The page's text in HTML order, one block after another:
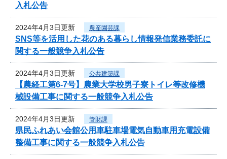
入札公告
2024年4月3日更新 農産園芸課
SNS等を活用した花のある暮らし情報発信業務委託に
関する一般競争入札公告
2024年4月3日更新 公共建築課
【農経工第6-7号】農業大学校男子寮トイレ等改修機
械設備工事に関する一般競争入札公告
2024年4月3日更新 管財課
県民ふれあい会館公用車駐車場電気自動車用充電設備
整備工事に関する一般競争入札公告